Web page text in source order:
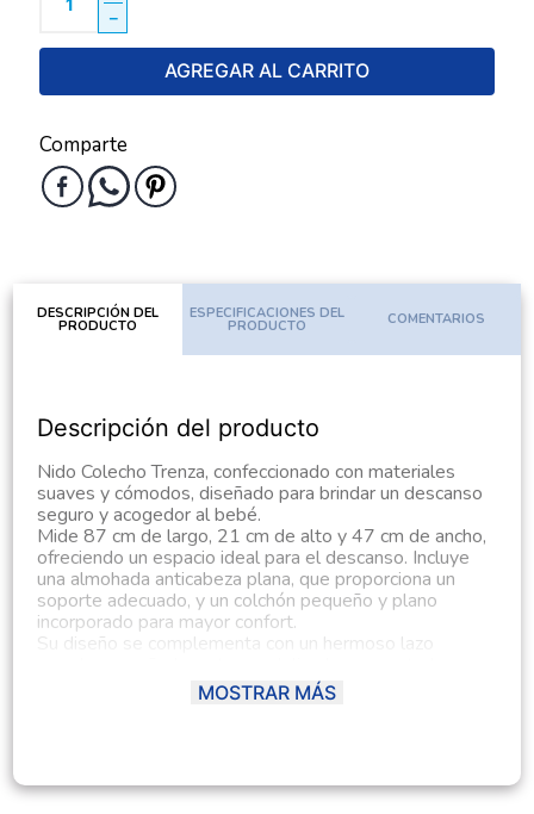
－
AGREGAR AL CARRITO
Comparte
DESCRIPCIÓN DEL
PRODUCTO
ESPECIFICACIONES DEL
PRODUCTO COMENTARIOS
Descripción del producto
Nido Colecho Trenza, confeccionado con materiales
suaves y cómodos, diseñado para brindar un descanso
seguro y acogedor al bebé.
Mide 87 cm de largo, 21 cm de alto y 47 cm de ancho,
ofreciendo un espacio ideal para el descanso. Incluye
una almohada anticabeza plana, que proporciona un
soporte adecuado, y un colchón pequeño y plano
incorporado para mayor confort.
Su diseño se complementa con un hermoso lazo
Perfecto para el colecho, permitiendo que el bebé
descanse cerca de los padres con seguridad y
MOSTRAR MÁS